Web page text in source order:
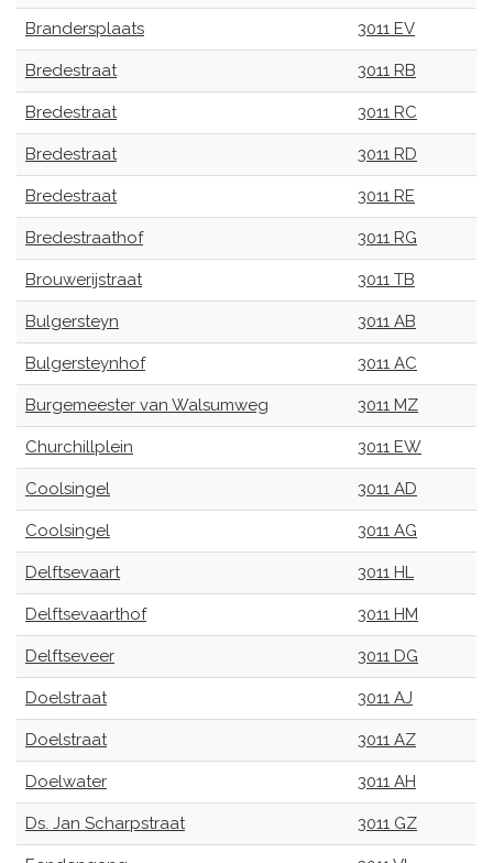
Brandersplaats 3011 EV
Bredestraat 3011 RB
Bredestraat 3011 RC
Bredestraat 3011 RD
Bredestraat 3011 RE
Bredestraathof 3011 RG
Brouwerijstraat 3011 TB
Bulgersteyn 3011 AB
Bulgersteynhof 3011 AC
Burgemeester van Walsumweg 3011 MZ
Churchillplein 3011 EW
Coolsingel 3011 AD
Coolsingel 3011 AG
Delftsevaart 3011 HL
Delftsevaarthof 3011 HM
Delftseveer 3011 DG
Doelstraat 3011 AJ
Doelstraat 3011 AZ
Doelwater 3011 AH
Ds. Jan Scharpstraat 3011 GZ